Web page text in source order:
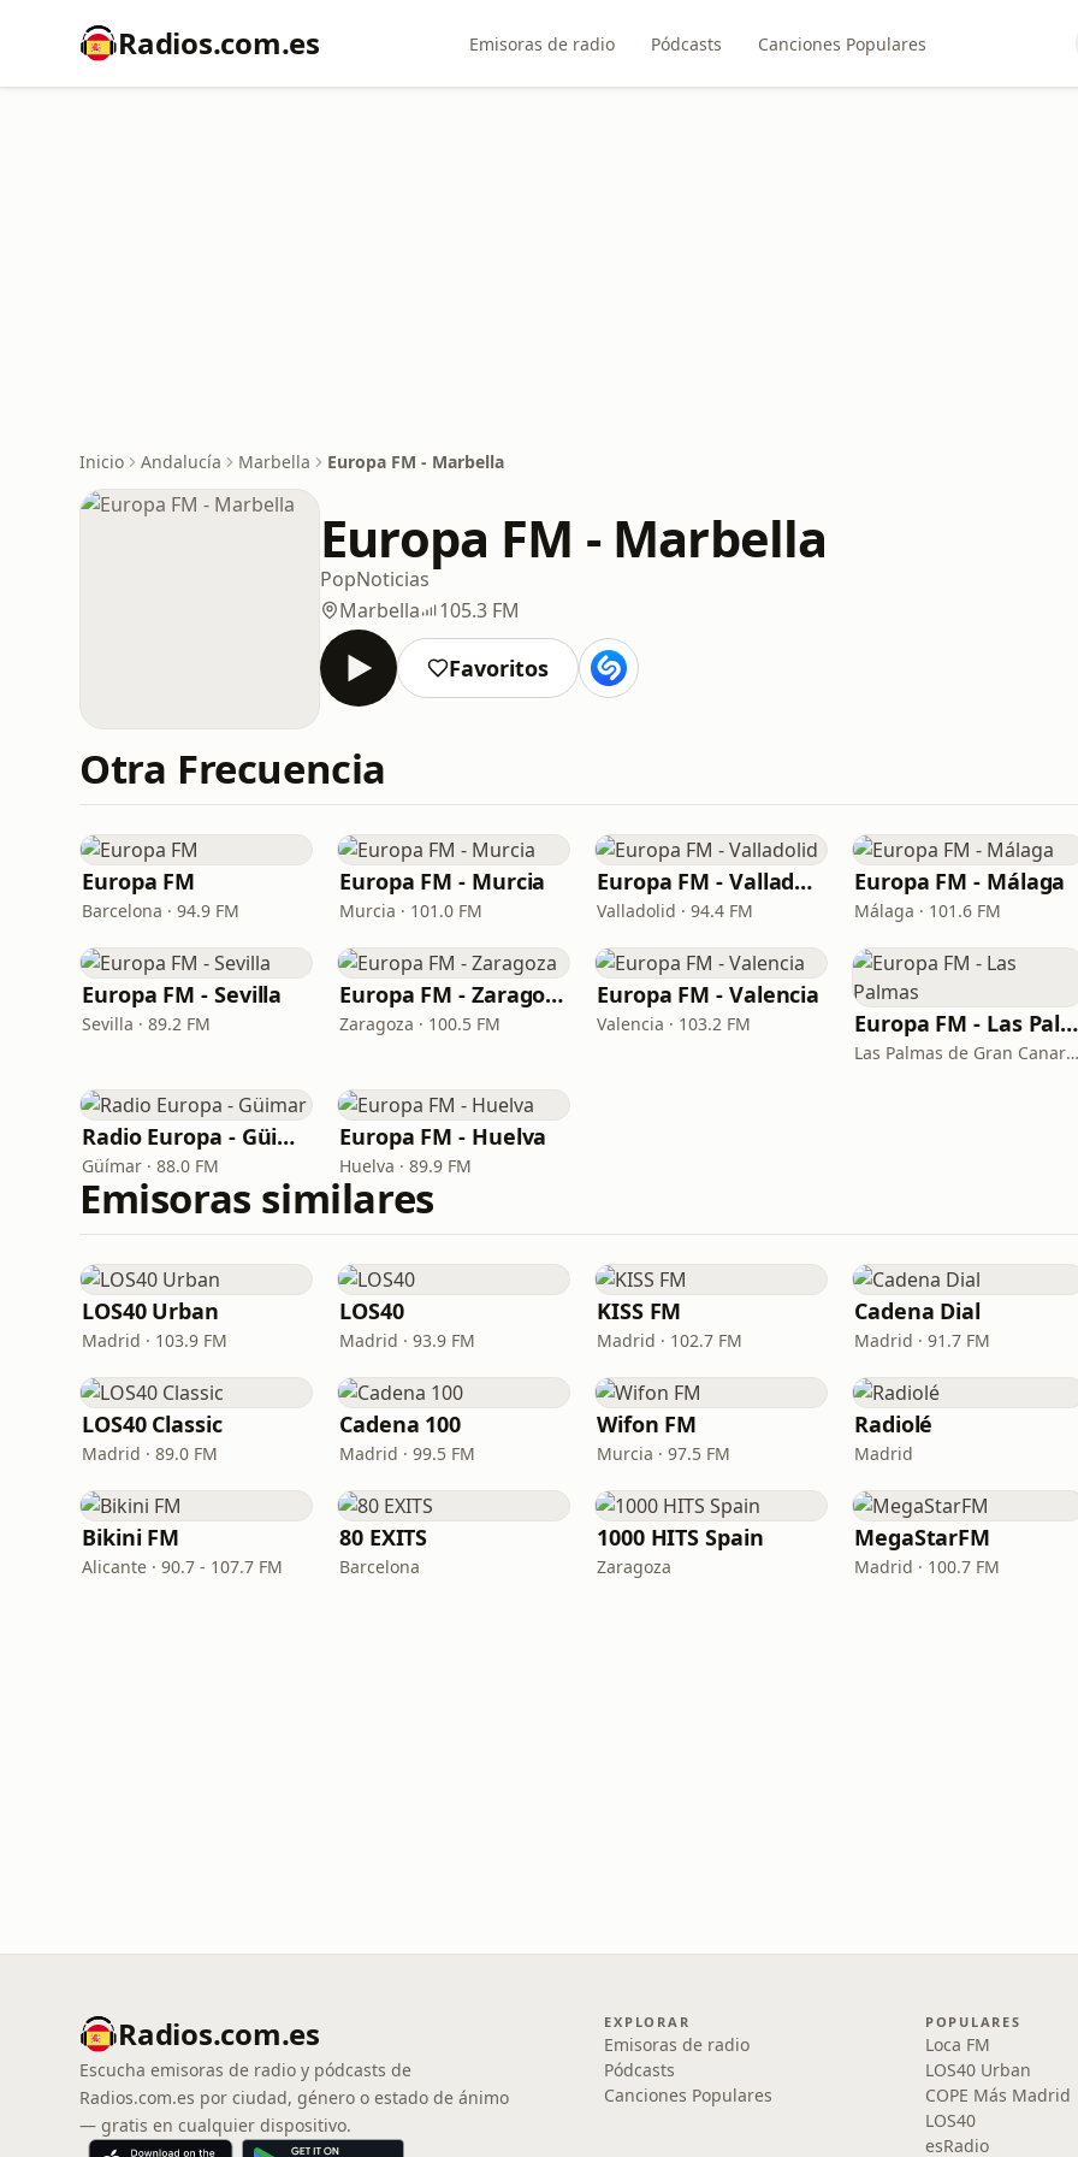
Radios.com.es Emisoras de radio Pódcasts Canciones Populares
Inicio Andalucía Marbella Europa FM - Marbella
Europa FM - Marbella
PopNoticias
Marbella
105.3 FM
Favoritos
Otra Frecuencia
Europa FM
Barcelona · 94.9 FM
Europa FM - Murcia
Murcia · 101.0 FM
Europa FM - Valladolid
Valladolid · 94.4 FM
Europa FM - Málaga
Málaga · 101.6 FM
Europa FM - Sevilla
Sevilla · 89.2 FM
Europa FM - Zaragoza
Zaragoza · 100.5 FM
Europa FM - Valencia
Valencia · 103.2 FM Europa FM - Las Palmas
Las Palmas de Gran Canaria · 87.6 FM
Radio Europa - Güimar
Güímar · 88.0 FM
Europa FM - Huelva
Huelva · 89.9 FM
Emisoras similares
LOS40 Urban
Madrid · 103.9 FM
LOS40
Madrid · 93.9 FM
KISS FM
Madrid · 102.7 FM
Cadena Dial
Madrid · 91.7 FM
LOS40 Classic
Madrid · 89.0 FM
Cadena 100
Madrid · 99.5 FM
Wifon FM
Murcia · 97.5 FM
Radiolé
Madrid
Bikini FM
Alicante · 90.7 - 107.7 FM
80 EXITS
Barcelona
1000 HITS Spain
Zaragoza
MegaStarFM
Madrid · 100.7 FM
Radios.com.es
Escucha emisoras de radio y pódcasts de
Radios.com.es por ciudad, género o estado de ánimo
— gratis en cualquier dispositivo.
EXPLORAR
Emisoras de radio
Pódcasts
Canciones Populares
POPULARES
Loca FM
LOS40 Urban
COPE Más Madrid
LOS40
esRadio